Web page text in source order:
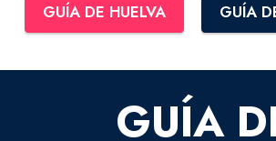
GUÍA DE HUELVA GUÍA
GUÍA